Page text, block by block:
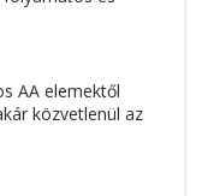
AA elemektől
közvetlenül az